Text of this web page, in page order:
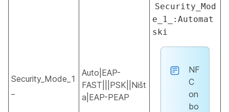
Security_Mode_1
Auto|EAP-
FAST|||PSK||Ništ
a|EAP-PEAP
Security_Mod
e_1_:Automat
ski
NF
C
on
bo